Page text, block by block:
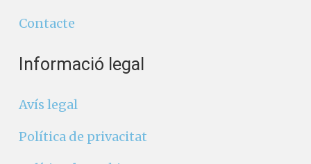
Contacte
Informació legal
Avís legal
Política de privacitat